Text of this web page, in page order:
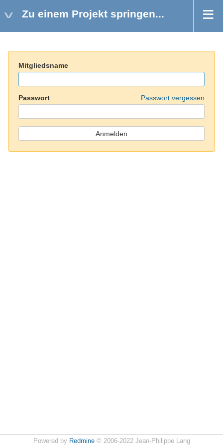
Zu einem Projekt springen...
Mitgliedsname
Passwort Passwort vergessen
Powered by Redmine© 2006-2022 Jean-Philippe Lang